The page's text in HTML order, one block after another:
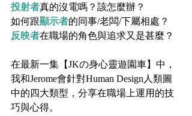
投射者真的沒電嗎？該怎麼辦？
如何跟顯示者的同事/老闆/下屬相處？
反映者在職場的角色與追求又是甚麼？
在最新一集【JKの身心靈遊園車】中，
我和Jerome會針對Human Design人類圖
中的四大類型，分享在職場上運用的技
巧與心得。